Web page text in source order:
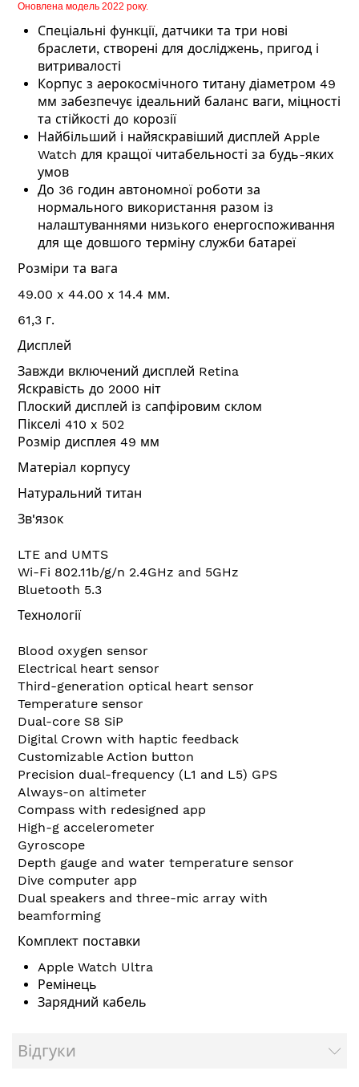
Оновлена модель 2022 року.
Спеціальні функції, датчики та три нові
браслети, створені для досліджень, пригод і
витривалості
Корпус з аерокосмічного титану діаметром 49
мм забезпечує ідеальний баланс ваги, міцності
та стійкості до корозії
Найбільший і найяскравіший дисплей Apple
Watch для кращої читабельності за будь-яких
умов
До 36 годин автономної роботи за
нормального використання разом із
налаштуваннями низького енергоспоживання
для ще довшого терміну служби батареї
Розміри та вага
49.00 x 44.00 x 14.4 мм.
61,3 г.
Дисплей
Завжди включений дисплей Retina
Яскравість до 2000 ніт
Плоский дисплей із сапфіровим склом
Пікселі 410 x 502
Розмір дисплея 49 мм
Матеріал корпусу
Натуральний титан
Зв'язок
LTE and UMTS
Wi-Fi 802.11b/g/n 2.4GHz and 5GHz
Bluetooth 5.3
Технології
Blood oxygen sensor
Electrical heart sensor
Third-generation optical heart sensor
Temperature sensor
Dual-core S8 SiP
Digital Crown with haptic feedback
Customizable Action button
Precision dual-frequency (L1 and L5) GPS
Always-on altimeter
Compass with redesigned app
High-g accelerometer
Gyroscope
Depth gauge and water temperature sensor
Dive computer app
Dual speakers and three-mic array with
beamforming
Комплект поставки
Apple Watch Ultra
Ремінець
Зарядний кабель
Відгуки